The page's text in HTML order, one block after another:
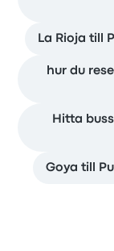
La Rioja till
hur du
Hitta
Goya till